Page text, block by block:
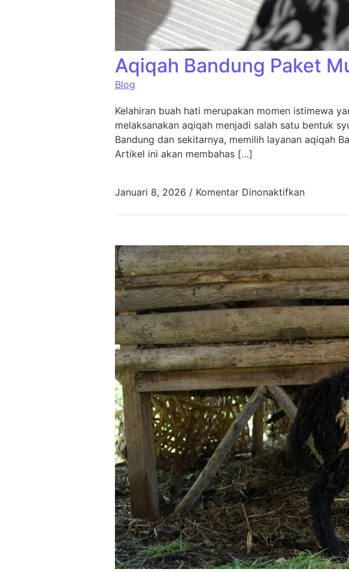
Aqiqah Bandung Paket
Blog
Kelahiran buah hati merupakan momen istimewa
melaksanakan aqiqah menjadi salah satu bentuk
Bandung dan sekitarnya, memilih layanan aqiqah
Artikel ini akan membahas […]
Januari 8, 2026 / Komentar Dinonaktifkanpada